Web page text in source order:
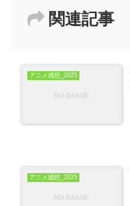
関連記事
アニメ感想_2025
アニメ感想_2025